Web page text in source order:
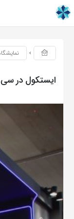
ایستکول در